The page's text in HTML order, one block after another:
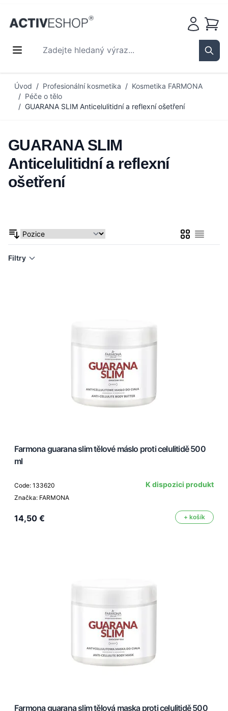
Zadejte hledaný výraz...
Košík
Úvod / Profesionální kosmetika / Kosmetika FARMONA
/ Péče o tělo
/ GUARANA SLIM Anticelulitidní a reflexní ošetření
GUARANA SLIM
Anticelulitidní a reflexní
ošetření
MřížkaSeznam
Filtry
Farmona guarana slim tělové máslo proti celulitidě 500
ml
Code: 133620
Značka: FARMONA
K dispozici produkt
14,50 € + košík
Farmona guarana slim tělová maska proti celulitidě 500